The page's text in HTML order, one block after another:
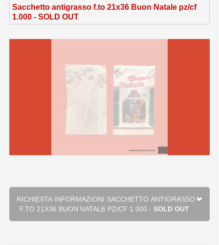
Sacchetto antigrasso f.to 21x36 Buon Natale pz/cf
1.000 - SOLD OUT
RICHIESTA INFORMAZIONI SACCHETTO ANTIGRASSO
F.TO 21X36 BUON NATALE PZ/CF 1.000 - SOLD OUT